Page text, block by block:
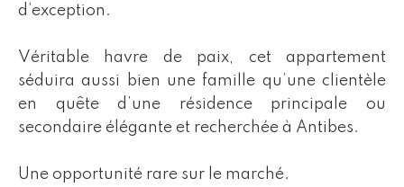
d’exception.
Véritable havre de paix, cet appartement
séduira aussi bien une famille qu’une clientèle
en quête d’une résidence principale ou
secondaire élégante et recherchée à Antibes.
Une opportunité rare sur le marché.